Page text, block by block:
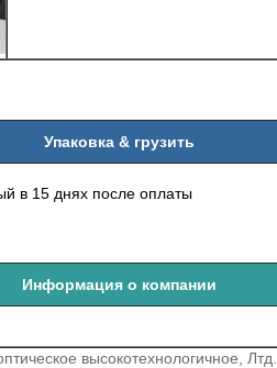
Упаковка & грузить
в 15 днях после оплаты
Информация о компании
высокотехнологичное,